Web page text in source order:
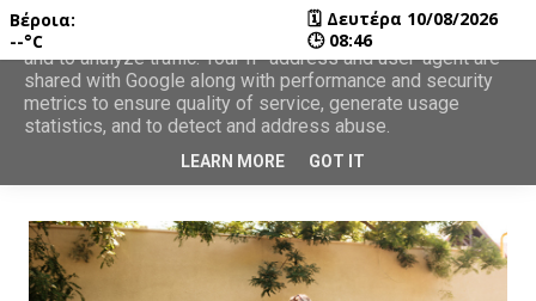
Βέροια:
--°C
🗓 Δευτέρα 10/08/2026
🕒 08:46
This site uses cookies from Google to deliver its services
and to analyze traffic. Your IP address and user-agent are
shared with Google along with performance and security
metrics to ensure quality of service, generate usage
statistics, and to detect and address abuse.
LEARN MORE GOT IT